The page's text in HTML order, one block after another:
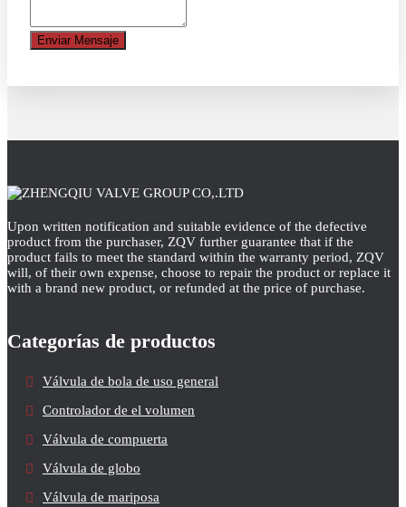
Enviar Mensaje
Upon written notification and suitable evidence of the defective
product from the purchaser, ZQV further guarantee that if the
product fails to meet the standard within the warranty period, ZQV
will, of their own expense, choose to repair the product or replace it
with a brand new product, or refunded at the price of purchase.
Categorías de productos
Válvula de bola de uso general
Controlador de el volumen
Válvula de compuerta
Válvula de globo
Válvula de mariposa